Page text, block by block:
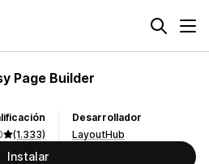
Page Builder
(1.333)
Desarrollador
LayoutHub
Instalar